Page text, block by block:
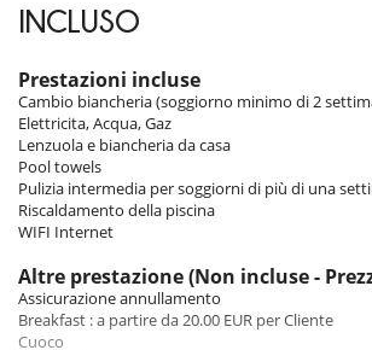
Room 3
Room, 1st floor, direct access to the terrace.
includes also air conditioning.
Indoors
Guests will enjoy the beautiful living area that
This room has a fully equipped kitchen, a
area.
Outdoors​
Visitors will appreciate the terraces and the
INCLUSO
Prestazioni incluse
Cambio biancheria (soggiorno minimo di 2
Elettricita, Acqua, Gaz
Lenzuola e biancheria da casa
Pool towels
Pulizia intermedia per soggiorni di più di una
Riscaldamento della piscina
WIFI Internet
Altre prestazione (Non incluse -
Assicurazione annullamento
Breakfast : a partire da 20.00 EUR per Cliente
Cuoco